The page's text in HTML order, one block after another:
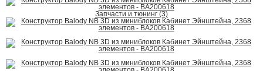
Запчасти и тюнинг (3)